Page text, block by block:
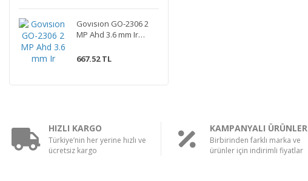
Govısıon GO-2306 2
MP Ahd 3.6 mm Ir
667.52 TL
HIZLI KARGO
Türkiye’nin her yerine hızlı ve
ücretsiz kargo
KAMPANYALI ÜRÜNLER
Birbirinden farklı marka ve
ürünler için indirimli fiyatlar